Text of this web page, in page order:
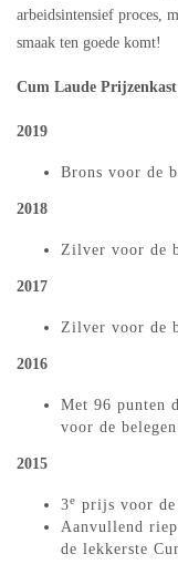
arbeidsintensief proces,
smaak ten goede komt!
Cum Laude Prijzenkast
2019
Brons voor de
2018
Zilver voor de
2017
Zilver voor de
2016
Met 96 punten
voor de
2015
3e prijs voor de
Aanvullend
de lekkerste